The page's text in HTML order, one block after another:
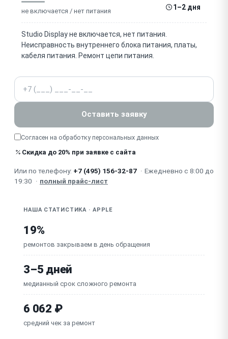
Не работает камера (Center Stage)
Не работают микрофоны
Зависает / сбой прошивки / нужно восстановление
(A13)
Неверная цветопередача / калибровка
Не регулируется / заедает подставка (наклон,
Перегрев / шум / гул (внутренний блок питания)
не включается / нет питания 1–2 дня
Studio Display не включается, нет питания.
Неисправность внутреннего блока питания, платы,
кабеля питания. Ремонт цепи питания.
Телефон
Оставить заявку
Согласен на обработку персональных данных
Скидка до 20% при заявке с сайта
Или по телефону: +7 (495) 156-32-87 · Ежедневно с 8:00 до
19:30 · полный прайс-лист
НАША СТАТИСТИКА · APPLE
19%
ремонтов закрываем в день обращения
3–5 дней
медианный срок сложного ремонта
6 062 ₽
средний чек за ремонт